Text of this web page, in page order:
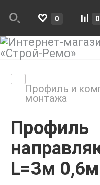
0 0
Профиль и
монтажа
Профиль
L=3м